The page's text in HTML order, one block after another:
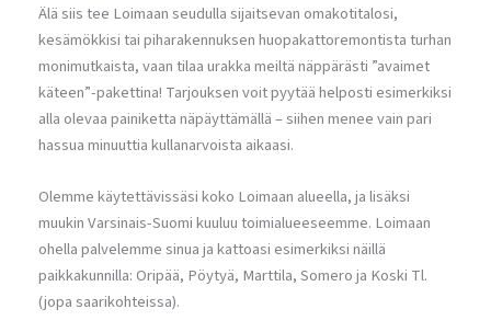
Älä siis tee Loimaan seudulla sijaitsevan omakotitalosi,
kesämökkisi tai piharakennuksen huopakattoremontista turhan
monimutkaista, vaan tilaa urakka meiltä näppärästi ”avaimet
käteen”-pakettina! Tarjouksen voit pyytää helposti esimerkiksi
alla olevaa painiketta näpäyttämällä – siihen menee vain pari
hassua minuuttia kullanarvoista aikaasi.
Olemme käytettävissäsi koko Loimaan alueella, ja lisäksi
muukin Varsinais-Suomi kuuluu toimialueeseemme. Loimaan
ohella palvelemme sinua ja kattoasi esimerkiksi näillä
paikkakunnilla: Oripää, Pöytyä, Marttila, Somero ja Koski Tl.
(jopa saarikohteissa).